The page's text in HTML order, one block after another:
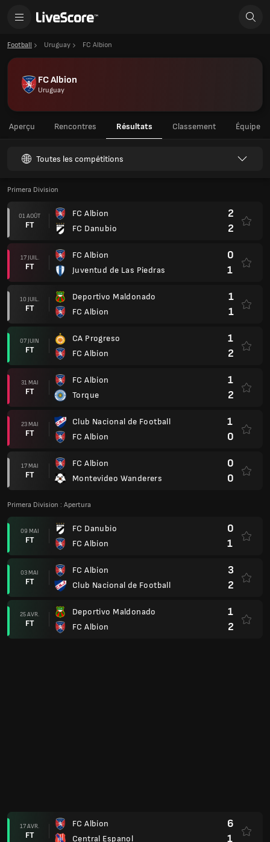
Football Uruguay FC Albion
FC Albion
Uruguay
Aperçu Rencontres Résultats Classement Équipe
Toutes les compétitions
Primera Division
01 AOÛT
FT
FC Albion
FC Danubio
2
2
17 JUIL.
FT
FC Albion
Juventud de Las Piedras
0
1
10 JUIL.
FT
Deportivo Maldonado
FC Albion
1
1
07 JUIN
FT
CA Progreso
FC Albion
1
2
31 MAI
FT
FC Albion
Torque
1
2
23 MAI
FT
Club Nacional de Football
FC Albion
1
0
17 MAI
FT
FC Albion
Montevideo Wanderers
0
0
Primera Division : Apertura
09 MAI
FT
FC Danubio
FC Albion
0
1
03 MAI
FT
FC Albion
Club Nacional de Football
3
2
25 AVR.
FT
Deportivo Maldonado
FC Albion
1
2
25 MARS
FT
FC Albion
Montevideo Wanderers
2
1